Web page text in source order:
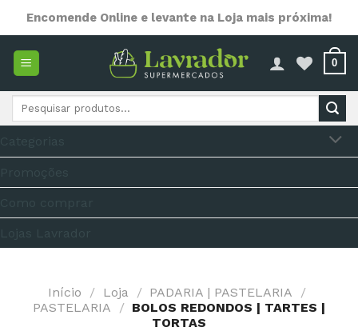
content
Encomende Online e levante na Loja mais próxima!
0
Pesquisar
Início / Loja / PADARIA | PASTELARIA
/
PASTELARIA
/ BOLOS REDONDOS | TARTES |
TORTAS